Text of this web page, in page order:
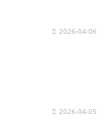
2026-04-06
2026-04-05